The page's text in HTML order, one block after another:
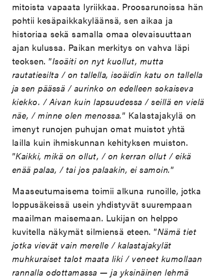
mitoista vapaata lyriikkaa. Proosarunoissa hän
pohtii kesäpaikkakyläänsä, sen aikaa ja
historiaa sekä samalla omaa olevaisuuttaan
ajan kulussa. Paikan merkitys on vahva läpi
teoksen. ”Isoäiti on nyt kuollut, mutta
rautatiesilta / on tallella, isoäidin katu on tallella
ja sen päässä / aurinko on edelleen sokaiseva
kiekko. / Aivan kuin lapsuudessa / seillä en vielä
näe, / minne olen menossa.” Kalastajakylä on
imenyt runojen puhujan omat muistot yhtä
lailla kuin ihmiskunnan kehityksen muiston.
”Kaikki, mikä on ollut, / on kerran ollut / eikä
enää palaa, / tai jos palaakin, ei samoin.”
Maaseutumaisema toimii alkuna runoille, jotka
loppusäkeissä usein yhdistyvät suurempaan
maailman maisemaan. Lukijan on helppo
kuvitella näkymät silmiensä eteen. ”Nämä tiet
jotka vievät vain merelle / kalastajakylät
muhkuraiset talot maata liki / veneet kumollaan
rannalla odottamassa — ja yksinäinen lehmä